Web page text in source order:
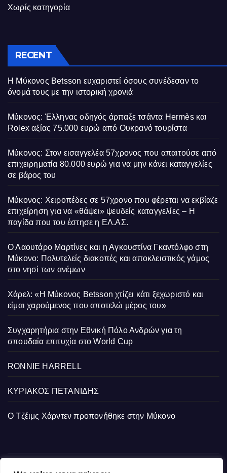
Χωρίς κατηγορία
RECENT
Η Μύκονος Betsson ευχαριστεί όσους συνέδεσαν το
όνομά τους με την ιστορική χρονιά
Μύκονος: Έλληνας οδηγός άρπαξε τσάντα Hermès και
Rolex αξίας 75.000 ευρώ από Ουκρανό τουρίστα
Μύκονος: Στον εισαγγελέα 57χρονος που απαιτούσε από
επιχειρηματία 80.000 ευρώ για να μην κάνει καταγγελίες
σε βάρος του
Μύκονος: Χειροπέδες σε 57χρονο που φέρεται να εκβίαζε
επιχείρηση για να «θάψει» ψευδείς καταγγελίες – Η
παγίδα που του έστησε η ΕΛ.ΑΣ.
Ο Λαουτάρο Μαρτίνες και η Αγκουστίνα Γκαντόλφο στη
Μύκονο: Πολυτελείς διακοπές και αποκλειστικός γάμος
στο νησί των ανέμων
Χάρελ: «Η Μύκονος Betsson χτίζει κάτι ξεχωριστό και
είμαι χαρούμενος που αποτελώ μέρος του»
Συγχαρητήρια στην Εθνική Πόλο Ανδρών για τη
σπουδαία επιτυχία στο World Cup
RONNIE HARRELL
ΚΥΡΙΑΚΟΣ ΠΕΤΑΝΙΔΗΣ
Ο Τζέιμς Χάρντεν προπονήθηκε στην Μύκονο